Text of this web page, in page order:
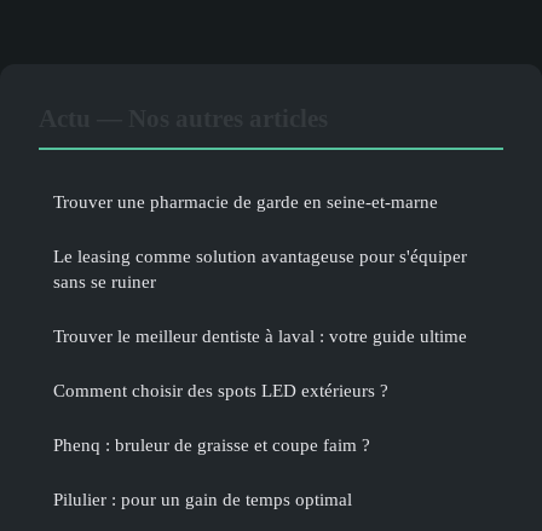
Trouver une pharmacie de garde en seine-et-marne
Le leasing comme solution avantageuse pour s'équiper
sans se ruiner
Trouver le meilleur dentiste à laval : votre guide ultime
Comment choisir des spots LED extérieurs ?
Phenq : bruleur de graisse et coupe faim ?
Pilulier : pour un gain de temps optimal